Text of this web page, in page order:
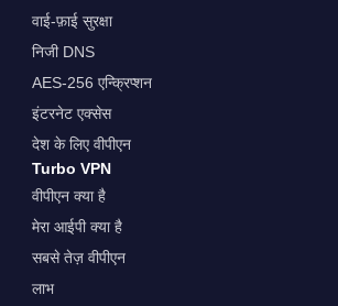
वाई-फ़ाई सुरक्षा
निजी DNS
AES-256 एन्क्रिप्शन
इंटरनेट एक्सेस
देश के लिए वीपीएन
Turbo VPN
वीपीएन क्या है
मेरा आईपी क्या है
सबसे तेज़ वीपीएन
लाभ